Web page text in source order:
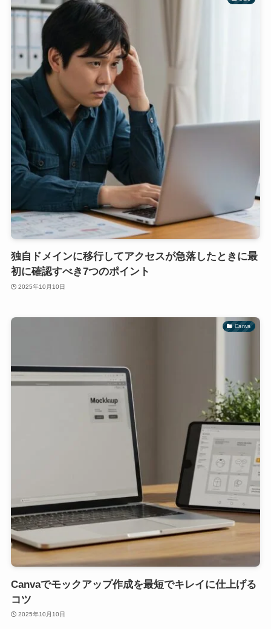
独自ドメインに移行してアクセスが急落したときに最
初に確認すべき7つのポイント
2025年10月10日
Canva
Canvaでモックアップ作成を最短でキレイに仕上げる
コツ
2025年10月10日